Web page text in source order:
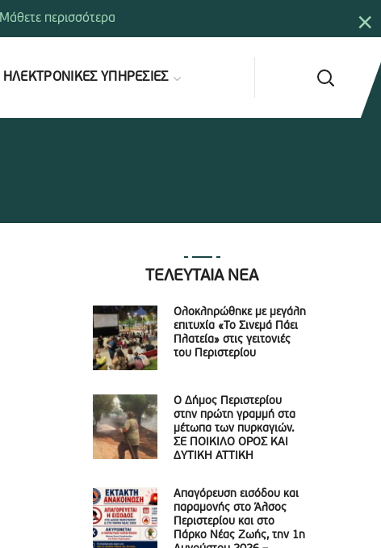
ΗΛΕΚΤΡΟΝΙΚΕΣ ΥΠΗΡΕΣΙΕΣ
ΤΕΛΕΥΤΑΙΑ ΝΕΑ
Ολοκληρώθηκε με μεγάλη
επιτυχία «Το Σινεμά Πάει
Πλατεία» στις γειτονιές
του Περιστερίου
Ο Δήμος Περιστερίου
στην πρώτη γραμμή στα
μέτωπα των πυρκαγιών.
ΣΕ ΠΟΙΚΙΛΟ ΟΡΟΣ ΚΑΙ
ΔΥΤΙΚΗ ΑΤΤΙΚΗ
Απαγόρευση εισόδου και
παραμονής στο Άλσος
Περιστερίου και στο
Πάρκο Νέας Ζωής, την 1η
×
Μάθετε περισσότερα